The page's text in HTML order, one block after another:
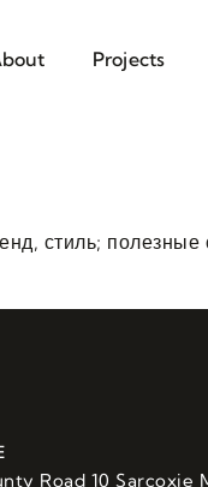
Projects
стиль;
Road 10 Sarcoxie